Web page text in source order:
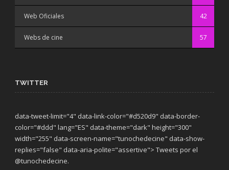
Web Oficiales 42
Webs de cine 57
TWITTER
data-tweet-limit="4" data-link-color="#d520d9" data-border-
color="#ddd" lang="ES" data-theme="dark" height="300"
width="255" data-screen-name="tunochedecine" data-show-
replies="false" data-aria-polite="assertive"> Tweets por el
@tunochedecine.